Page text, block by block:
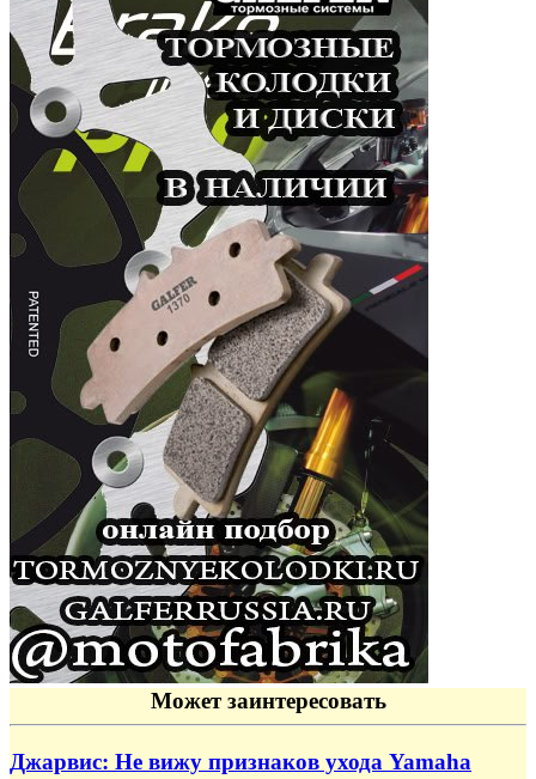
Может заинтересовать
Джарвис: Не вижу признаков ухода Yamaha